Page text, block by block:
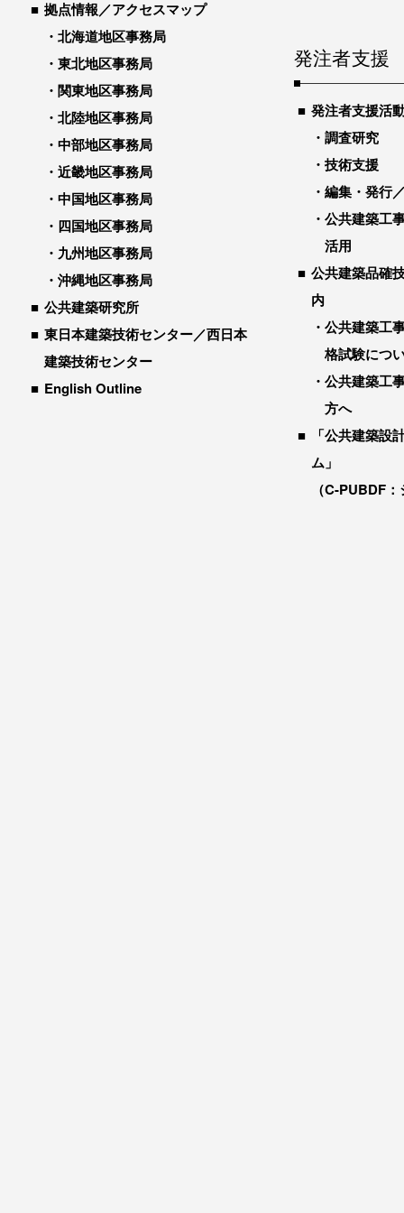
拠点情報／アクセスマップ
北海道地区事務局
東北地区事務局
関東地区事務局
北陸地区事務局
中部地区事務局
近畿地区事務局
中国地区事務局
四国地区事務局
九州地区事務局
沖縄地区事務局
公共建築研究所
東日本建築技術センター／西日本
建築技術センター
English Outline
発注者支援
発注者支援活
調査研究
技術支援
編集・発行
公共建築工
活用
公共建築品確
内
公共建築工
格試験につ
公共建築工
方へ
「公共建築設
ム」
（C-PUBDF